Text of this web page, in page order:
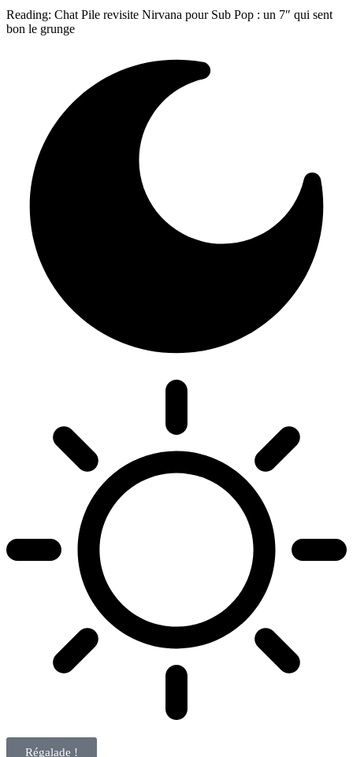
Reading: Chat Pile revisite Nirvana pour Sub Pop : un 7″ qui sent
bon le grunge
Régalade !